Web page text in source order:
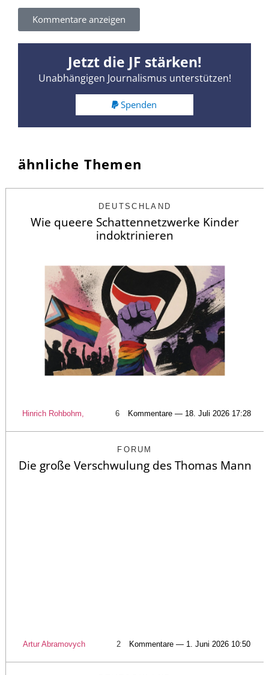
Kommentare anzeigen
Jetzt die JF stärken!
Unabhängigen Journalismus unterstützen!
Spenden
ähnliche Themen
DEUTSCHLAND
Wie queere Schattennetzwerke Kinder
indoktrinieren
Hinrich Rohbohm, 6 Kommentare — 18. Juli 2026 17:28
FORUM
Die große Verschwulung des Thomas Mann
Artur Abramovych 2 Kommentare — 1. Juni 2026 10:50